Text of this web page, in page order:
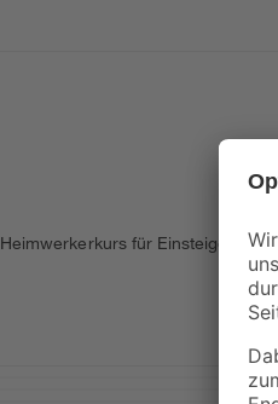
Heimwerkerkurs für Einsteigerinnen